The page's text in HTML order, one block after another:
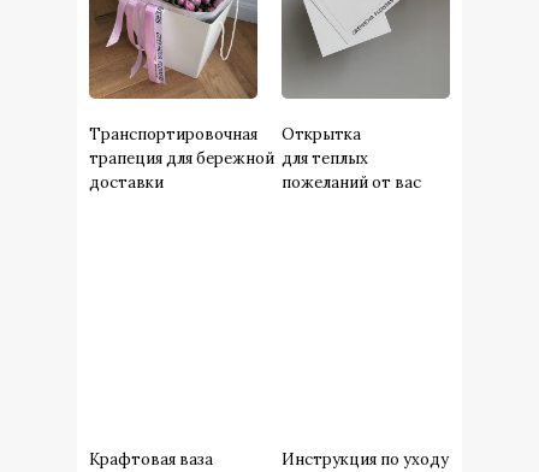
Транспортировочная
трапеция для бережной
доставки
Открытка
для теплых
пожеланий от вас
Крафтовая ваза
Инструкция по уходу